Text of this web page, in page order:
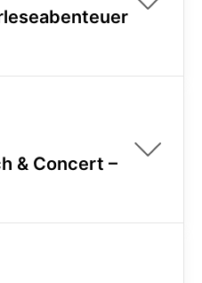
& Concert –